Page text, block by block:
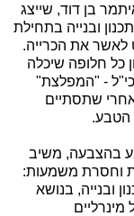
בן דוד, שייצג
ובנייה בתחילת
את הכרייה.
כל חלופה שיכלה
- "המפלצת"
שתסתיים
הטבע.
בהצבעה, משיב
וחסרת משמעות:
ובנייה, בנושא